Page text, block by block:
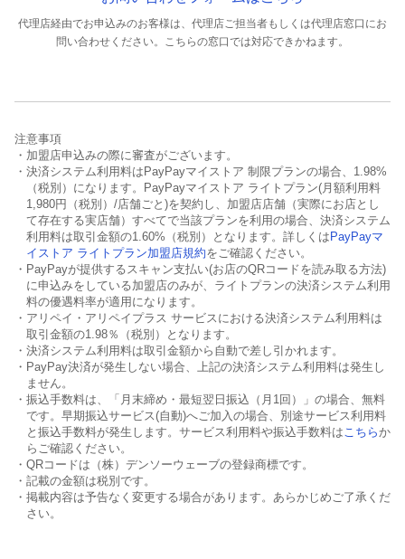
代理店経由でお申込みのお客様は、代理店ご担当者もしくは代理店窓口にお
問い合わせください。 こちらの窓口では対応できかねます。
注意事項
・加盟店申込みの際に審査がございます。
・決済システム利用料はPayPayマイストア 制限プランの場合、1.98%
（税別）になります。PayPayマイストア ライトプラン(月額利用料
1,980円（税別）/店舗ごと)を契約し、加盟店店舗（実際にお店とし
て存在する実店舗）すべてで当該プランを利用の場合、決済システム
利用料は取引金額の1.60%（税別）となります。詳しくは PayPayマ
イストア ライトプラン加盟店規約をご確認ください。
・PayPayが提供するスキャン支払い(お店のQRコードを読み取る方法)
に申込みをしている加盟店のみが、ライトプランの決済システム利用
料の優遇料率が適用になります。
・アリペイ・アリペイプラス サービスにおける決済システム利用料は
取引金額の1.98％（税別）となります。
・決済システム利用料は取引金額から自動で差し引かれます。
・PayPay決済が発生しない場合、上記の決済システム利用料は発生し
ません。
・振込手数料は、「月末締め・最短翌日振込（月1回）」の場合、無料
です。早期振込サービス(自動)へご加入の場合、別途サービス利用料
と振込手数料が発生します。サービス利用料や振込手数料はこちらか
らご確認ください。
・QRコードは（株）デンソーウェーブの登録商標です。
・記載の金額は税別です。
・掲載内容は予告なく変更する場合があります。あらかじめご了承くだ
さい。